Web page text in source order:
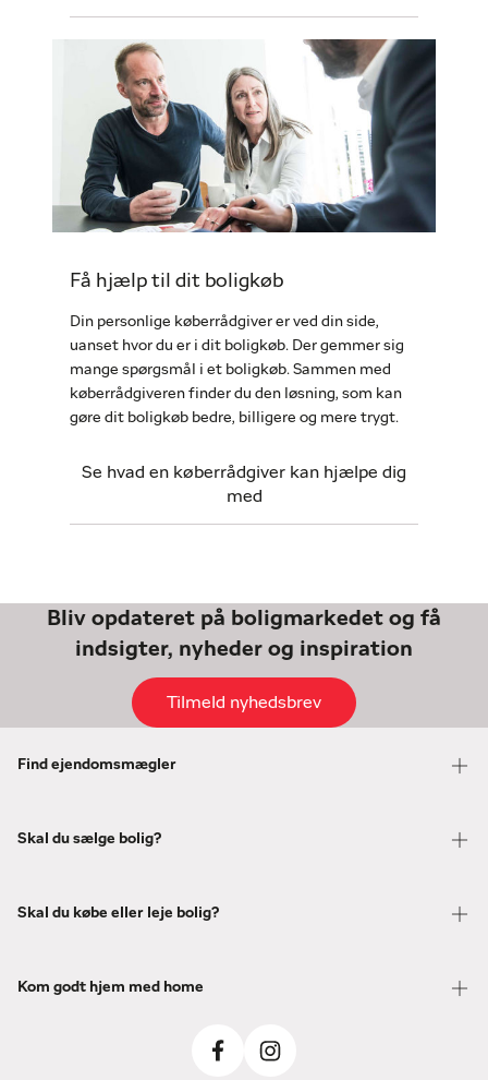
Få hjælp til dit boligkøb
Din personlige køberrådgiver er ved din side,
uanset hvor du er i dit boligkøb. Der gemmer sig
mange spørgsmål i et boligkøb. Sammen med
køberrådgiveren finder du den løsning, som kan
gøre dit boligkøb bedre, billigere og mere trygt.
Se hvad en køberrådgiver kan hjælpe dig
med
Bliv opdateret på boligmarkedet og få
indsigter, nyheder og inspiration
Tilmeld nyhedsbrev
Find ejendomsmægler
Skal du sælge bolig?
Skal du købe eller leje bolig?
Kom godt hjem med home